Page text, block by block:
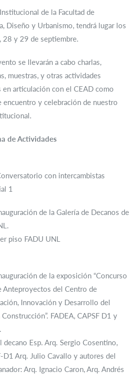
de la Facultad de
Diseño y Urbanismo, tendrá lugar los
28 y 29 de septiembre.
se llevarán a cabo charlas,
muestras, y otras actividades
en articulación con el CEAD como
encuentro y celebración de nuestro
de Actividades
con intercambistas
1
de la Galería de Decanos de
piso FADU UNL
de la exposición “Concurso
Anteproyectos del Centro de
Innovación y Desarrollo del
FADEA, CAPSF D1 y
decano Esp. Arq. Sergio Cosentino,
D1 Arq. Julio Cavallo y autores del
Arq. Ignacio Caron, Arq. Andrés